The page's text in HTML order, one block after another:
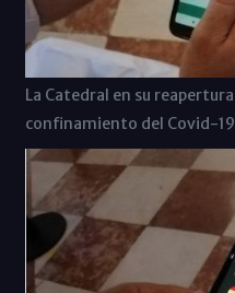
La Catedral en su
confinamiento del Covid-19